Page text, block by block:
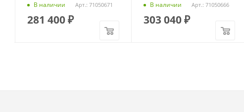
В наличии Арт.: 71050671
281 400₽
В наличии Арт.: 71050666
303 040₽